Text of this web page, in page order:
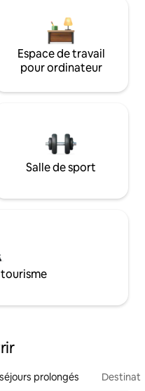
Espace de travail
pour ordinateur
Salle de sport
prolongés